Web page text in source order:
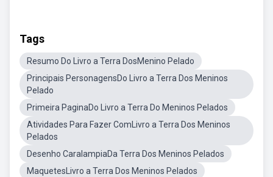
Tags
Resumo Do Livro a Terra DosMenino Pelado
Principais PersonagensDo Livro a Terra Dos Meninos
Pelado
Primeira PaginaDo Livro a Terra Do Meninos Pelados
Atividades Para Fazer ComLivro a Terra Dos Meninos
Pelados
Desenho CaralampiaDa Terra Dos Meninos Pelados
MaquetesLivro a Terra Dos Meninos Pelados